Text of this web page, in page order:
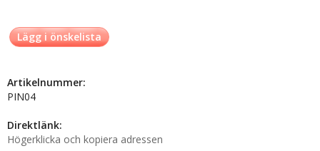
Lägg i önskelista
Artikelnummer:
PIN04
Direktlänk:
Högerklicka och kopiera adressen